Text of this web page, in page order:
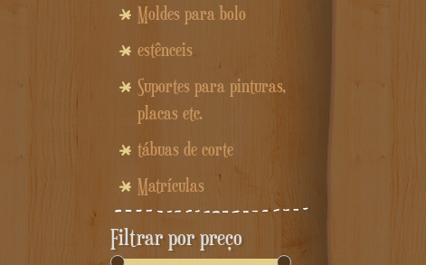
Moldes para bolo
estênceis
Suportes para pinturas,
placas etc.
tábuas de corte
Matrículas
Filtrar por preço